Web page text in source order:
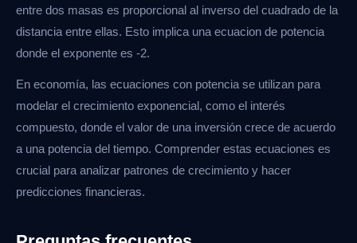
entre dos masas es proporcional al inverso del cuadrado de la
distancia entre ellas. Esto implica una ecuacion de potencia
donde el exponente es -2.
En economía, las ecuaciones con potencia se utilizan para
modelar el crecimiento exponencial, como el interés
compuesto, donde el valor de una inversión crece de acuerdo
a una potencia del tiempo. Comprender estas ecuaciones es
crucial para analizar patrones de crecimiento y hacer
predicciones financieras.